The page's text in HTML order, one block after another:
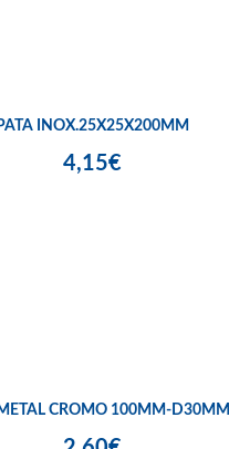
PATA INOX.25X25X200MM
4,15€
CROMO 100MM-D30MM